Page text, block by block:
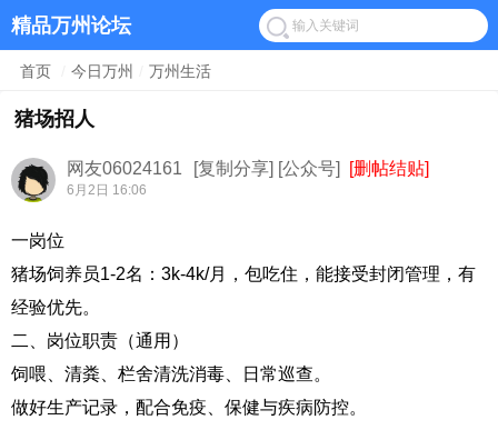
精品万州论坛
首页 今日万州 万州生活
猪场招人
网友06024161
6月2日 16:06
[复制分享] [公众号] [删帖结贴]
一岗位
猪场饲养员1-2名：3k-4k/月，包吃住，能接受封闭管理，有
经验优先。
二、岗位职责（通用）
饲喂、清粪、栏舍清洗消毒、日常巡查。
做好生产记录，配合免疫、保健与疾病防控。